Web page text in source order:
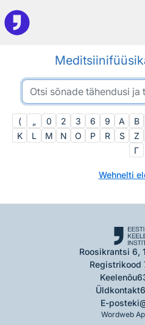
Otsingu juurde
( „ 0 2 3 6 9 A B
K
L M N O P R S Z
Γ
Wehnelti
Roosikrantsi 6,
Registrikood
Keelenõu
Üldkontakt
E-post
Wordweb